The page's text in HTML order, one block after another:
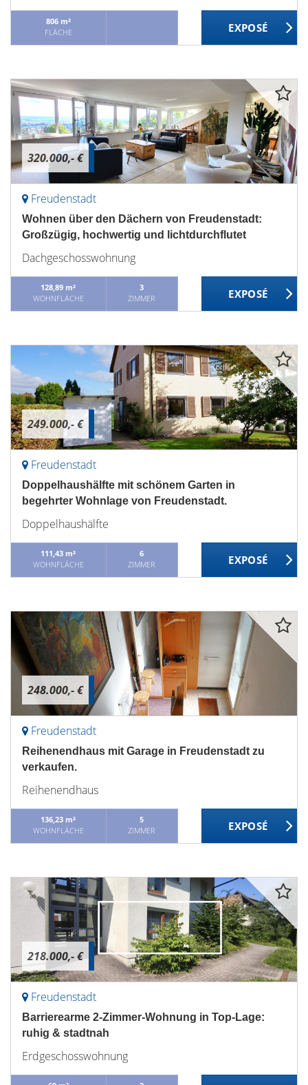
806 m²
FLÄCHE
320.000,- €
Freudenstadt
Wohnen über den Dächern von Freudenstadt:
Großzügig, hochwertig und lichtdurchflutet
Dachgeschosswohnung
128,89 m²
WOHNFLÄCHE
3
ZIMMER
249.000,- €
Freudenstadt
Doppelhaushälfte mit schönem Garten in
begehrter Wohnlage von Freudenstadt.
Doppelhaushälfte
111,43 m²
WOHNFLÄCHE
6
ZIMMER
248.000,- €
Freudenstadt
Reihenendhaus mit Garage in Freudenstadt zu
verkaufen.
Reihenendhaus
136,23 m²
WOHNFLÄCHE
5
ZIMMER
218.000,- €
Freudenstadt
Barrierearme 2-Zimmer-Wohnung in Top-Lage:
ruhig & stadtnah
Erdgeschosswohnung